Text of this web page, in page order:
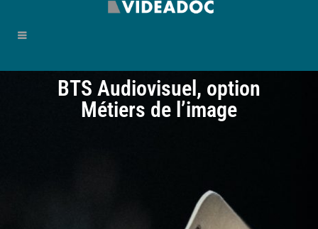
BTS Audiovisuel, option
Métiers de l’image